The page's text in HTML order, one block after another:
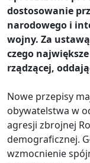
dostosowanie
narodowego i
wojny. Za
czego
rządzącej,
Nowe przepisy
obywatelstwa w
agresji zbrojnej
demograficznej.
wzmocnienie